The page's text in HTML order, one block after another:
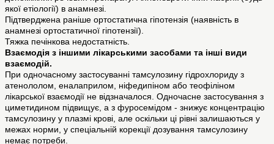
якої етіології) в анамнезі.
Підтверджена раніше ортостатична гіпотензія (наявність в
анамнезі ортостатичної гіпотензії).
Тяжка печінкова недостатність.
Взаємодія з іншими лікарськими засобами та інші види
взаємодій.
При одночасному застосуванні тамсулозину гідрохлориду з
атенололом, еналаприлом, ніфедипіном або теофіліном
лікарської взаємодії не відзначалося. Одночасне застосування з
циметидином підвищує, а з фуросемідом - знижує концентрацію
тамсулозину у плазмі крові, але оскільки ці рівні залишаються у
межах норми, у спеціальній корекції дозування тамсулозину
немає потреби.